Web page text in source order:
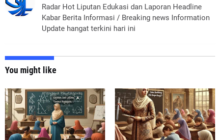
Radar Hot Liputan Edukasi dan Laporan Headline
Kabar Berita Informasi / Breaking news Information
Update hangat terkini hari ini
You might like